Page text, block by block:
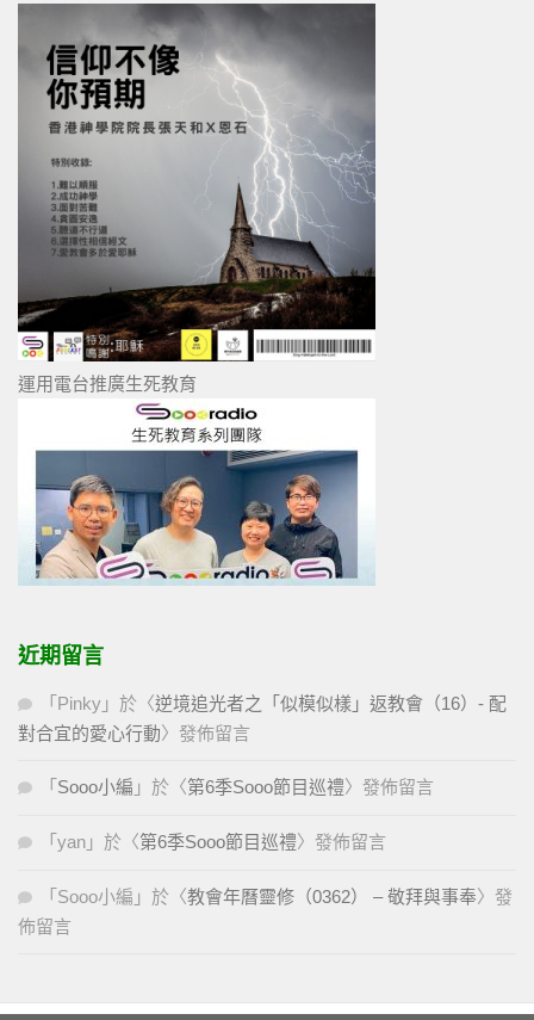
運用電台推廣生死教育
近期留言
「 Pinky 」於〈逆境追光者之「似模似樣」返教會（16）- 配
對合宜的愛心行動〉發佈留言
「 Sooo小編 」於〈第6季Sooo節目巡禮〉發佈留言
「 yan 」於〈第6季Sooo節目巡禮〉發佈留言
「 Sooo小編 」於〈教會年曆靈修（0362） – 敬拜與事奉〉發
佈留言